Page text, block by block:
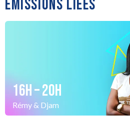
ÉMISSIONS LIÉES
16H – 20H
Rémy & Djam